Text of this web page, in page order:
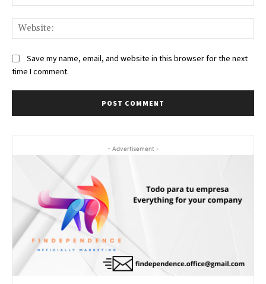
Save my name, email, and website in this browser for the next
time I comment.
- Advertisement -